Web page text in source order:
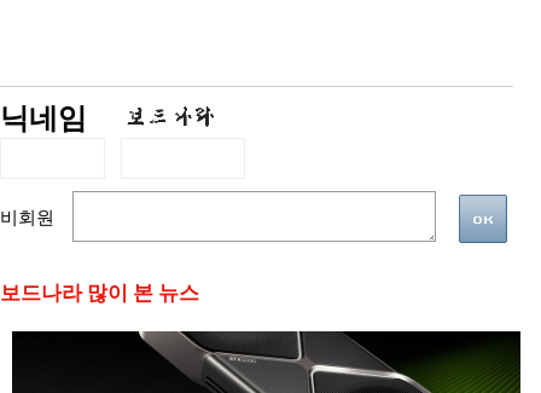
닉네임
비회원
보드나라 많이 본 뉴스